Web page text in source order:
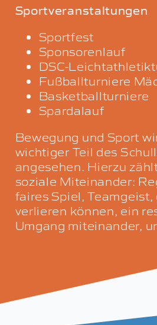
Sportveranstaltungen
Sportfest
Sponsorenlauf
DSC-
Fußballturniere
Basketballturniere
Spardalauf
Bewegung und Sport
wichtiger Teil des
angesehen. Hierzu
soziale Miteinander:
faires Spiel,
verlieren können, ein
Umgang miteinander,